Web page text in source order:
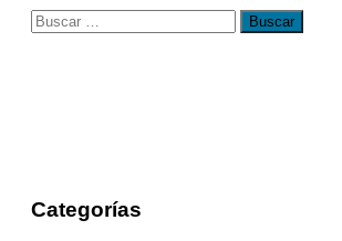
Buscar:
Categorías